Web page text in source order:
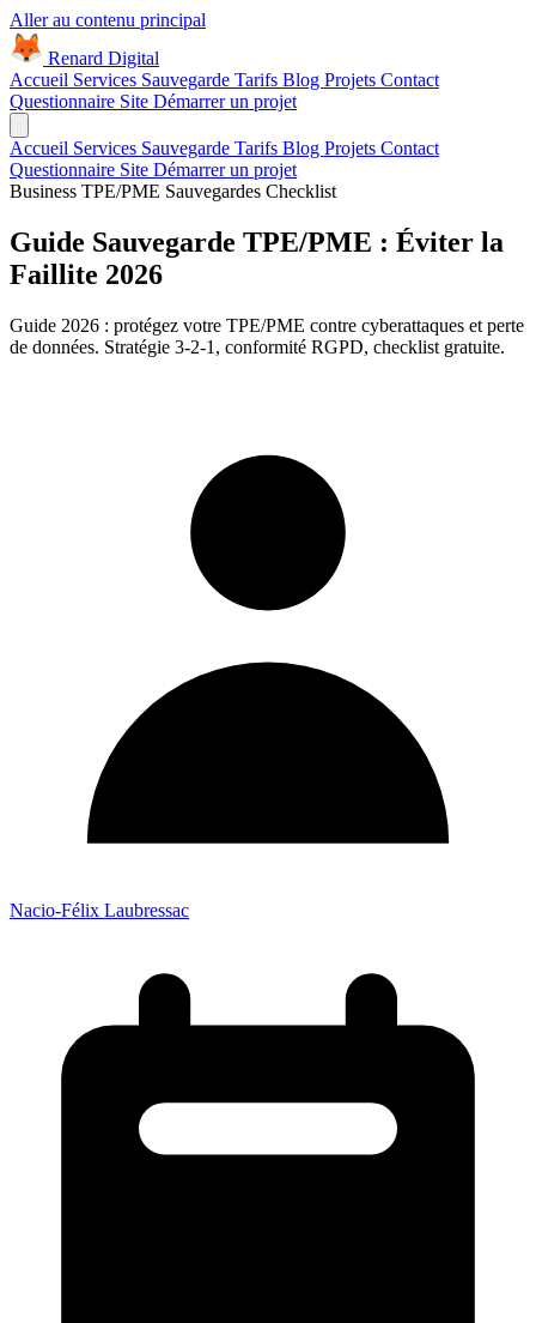
Aller au contenu principal
Renard Digital
Accueil Services Sauvegarde Tarifs Blog Projets Contact
Questionnaire Site Démarrer un projet
Accueil Services Sauvegarde Tarifs Blog Projets Contact
Questionnaire Site Démarrer un projet
Business TPE/PME Sauvegardes Checklist
Guide Sauvegarde TPE/PME : Éviter la
Faillite 2026
Guide 2026 : protégez votre TPE/PME contre cyberattaques et perte
de données. Stratégie 3-2-1, conformité RGPD, checklist gratuite.
Nacio-Félix Laubressac